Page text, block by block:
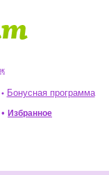
• Бонусная программа
• Избранное